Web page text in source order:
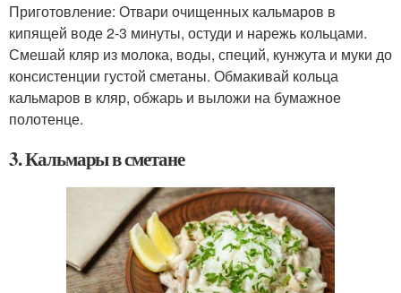
Приготовление: Отвари очищенных кальмаров в
кипящей воде 2-3 минуты, остуди и нарежь кольцами.
Смешай кляр из молока, воды, специй, кунжута и муки до
консистенции густой сметаны. Обмакивай кольца
кальмаров в кляр, обжарь и выложи на бумажное
полотенце.
3. Кальмары в сметане